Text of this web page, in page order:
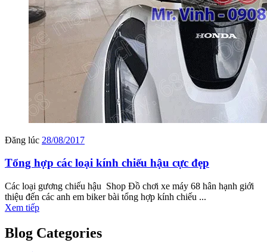
Đăng lúc 28/08/2017
Tổng hợp các loại kính chiếu hậu cực đẹp
Các loại gương chiếu hậu Shop Đồ chơi xe máy 68 hân hạnh giới
thiệu đến các anh em biker bài tổng hợp kính chiếu ...
Xem tiếp
Blog Categories